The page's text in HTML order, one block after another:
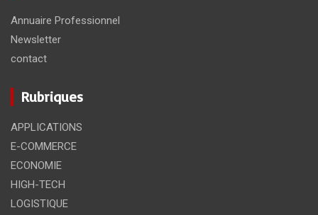
Annuaire Professionnel
Newsletter
contact
Rubriques
APPLICATIONS
E-COMMERCE
ECONOMIE
HIGH-TECH
LOGISTIQUE